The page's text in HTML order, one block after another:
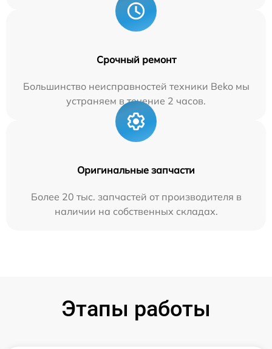
Срочный ремонт
Большинство неисправностей техники Beko мы
устраняем в течение 2 часов.
Оригинальные запчасти
Более 20 тыс. запчастей от производителя в
наличии на собственных складах.
Этапы работы